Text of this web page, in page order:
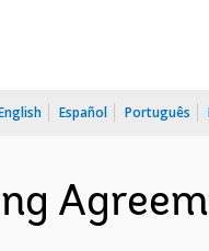
Español Português